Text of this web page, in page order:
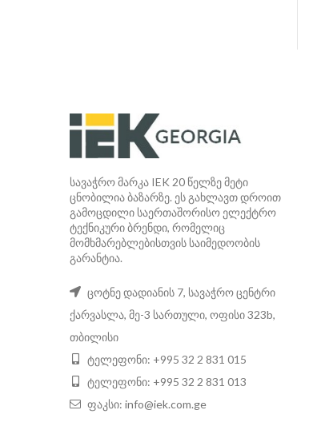
სავაჭრო მარკა IEK 20 წელზე მეტი
ცნობილია ბაზარზე. ეს გახლავთ დროით
გამოცდილი საერთაშორისო ელექტრო
ტექნიკური ბრენდი, რომელიც
მომხმარებლებისთვის საიმედოობის
გარანტია.
ცოტნე დადიანის 7, სავაჭრო ცენტრი
ქარვასლა, მე-3 სართული, ოფისი 323b,
თბილისი
ტელეფონი: +995 32 2 831 015
ტელეფონი: +995 32 2 831 013
ფაკსი: info@iek.com.ge